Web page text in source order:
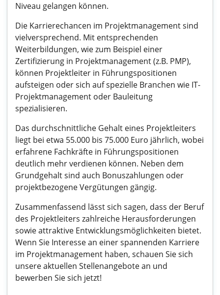
Niveau gelangen können.
Die Karrierechancen im Projektmanagement sind
vielversprechend. Mit entsprechenden
Weiterbildungen, wie zum Beispiel einer
Zertifizierung in Projektmanagement (z.B. PMP),
können Projektleiter in Führungspositionen
aufsteigen oder sich auf spezielle Branchen wie IT-
Projektmanagement oder Bauleitung
spezialisieren.
Das durchschnittliche Gehalt eines Projektleiters
liegt bei etwa 55.000 bis 75.000 Euro jährlich, wobei
erfahrene Fachkräfte in Führungspositionen
deutlich mehr verdienen können. Neben dem
Grundgehalt sind auch Bonuszahlungen oder
projektbezogene Vergütungen gängig.
Zusammenfassend lässt sich sagen, dass der Beruf
des Projektleiters zahlreiche Herausforderungen
sowie attraktive Entwicklungsmöglichkeiten bietet.
Wenn Sie Interesse an einer spannenden Karriere
im Projektmanagement haben, schauen Sie sich
unsere aktuellen Stellenangebote an und
bewerben Sie sich jetzt!